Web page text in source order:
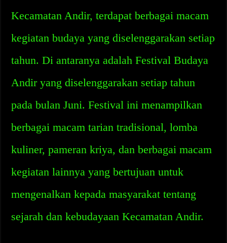
Kecamatan Andir, terdapat berbagai macam
kegiatan budaya yang diselenggarakan setiap
tahun. Di antaranya adalah Festival Budaya
Andir yang diselenggarakan setiap tahun
pada bulan Juni. Festival ini menampilkan
berbagai macam tarian tradisional, lomba
kuliner, pameran kriya, dan berbagai macam
kegiatan lainnya yang bertujuan untuk
mengenalkan kepada masyarakat tentang
sejarah dan kebudayaan Kecamatan Andir.